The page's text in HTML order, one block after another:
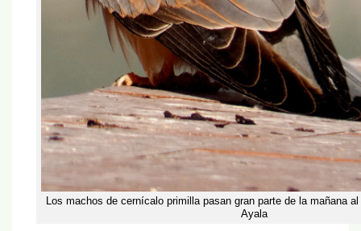
Los machos de cernícalo primilla pasan gran parte de la mañana
Ayala